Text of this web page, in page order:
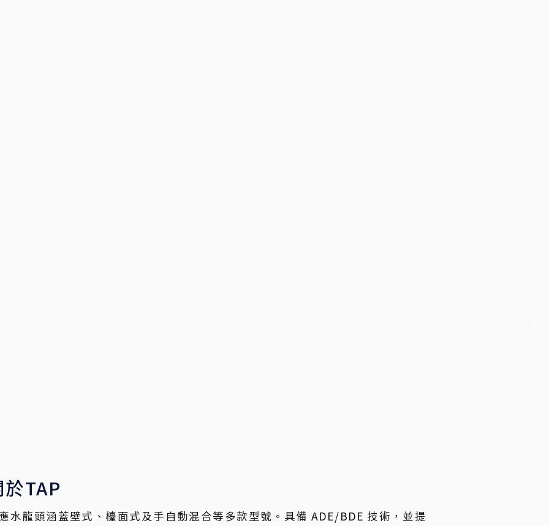
TAP
水龍頭涵蓋壁式、檯面式及手自動混合等多款型號。具備 ADE/BDE 技術，並提